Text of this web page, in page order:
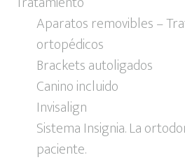
Aparatos removibles –
ortopédicos
Brackets autoligados
Canino incluido
Invisalign
Sistema Insignia. La
paciente.